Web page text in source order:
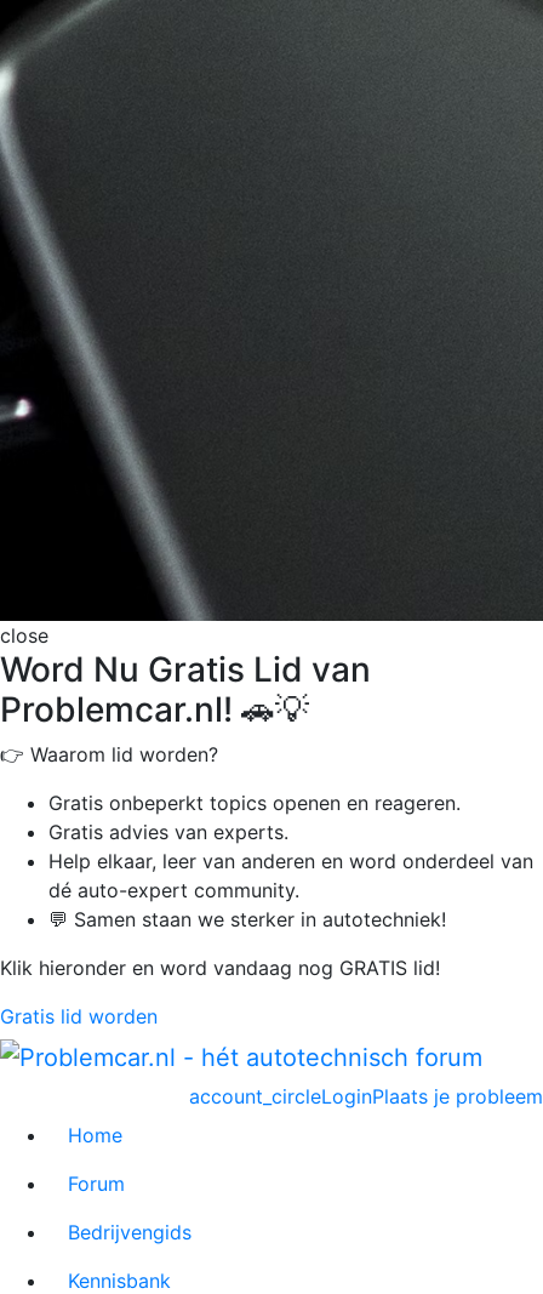
close
Word Nu Gratis Lid van
Problemcar.nl! 🚗💡
👉 Waarom lid worden?
Gratis onbeperkt topics openen en reageren.
Gratis advies van experts.
Help elkaar, leer van anderen en word onderdeel van
dé auto-expert community.
💬 Samen staan we sterker in autotechniek!
Klik hieronder en word vandaag nog GRATIS lid!
Gratis lid worden
Plaats je probleem
account_circleLogin
Home
Forum
Bedrijvengids
Kennisbank